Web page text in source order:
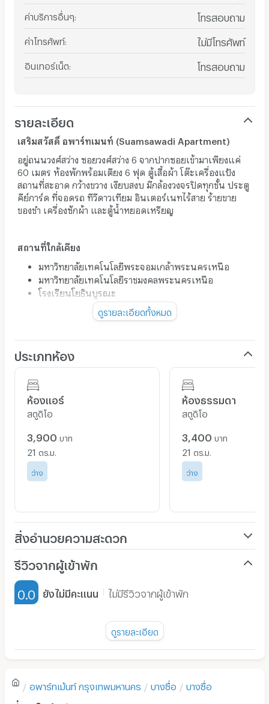
ค่าบริการอื่นๆ โทรสอบถาม
ค่าโทรศัพท์: ไม่มีโทรศัพท์
อินเทอร์เน็ต โทรสอบถาม
รายละเอียด
เสริมสวัสดิ์ อพาร์ทเมนท์ (Suamsawadi Apartment)
อยู่ถนนวงศ์สว่าง ซอยวงศ์สว่าง 6 จากปากซอยเข้ามาเพียงแค่
60 เมตร ห้องพักพร้อมเตียง 6 ฟุด ตู้เสื้อผ้า โต๊ะเครื่องแป้ง
สถานที่สะอาด กว้างขวาง เงียบสงบ มีกล้องวงจรปิดทุกชั้น ประตู
คีย์การ์ด ที่จอดรถ ทีวีดาวเทียม อินเตอร์เนทไร้สาย ร้ายขาย
ของชำ เครื่องซักผ้า และตู้น้ำหยอดเหรียญ
สถานที่ใกล้เคียง
มหาวิทยาลัยเทคโนโลยีพระจอมเกล้าพระนครเหนือ
มหาวิทยาลัยเทคโนโลยีราชมงคลพระนครเหนือ
โรงเรียนโยธินบูรณะ
การไฟฟ้าฝ่ายผลิต บางกรวย
สถานีรถไฟฟ้า สายสีม่วง (สถานีวงศ์สว่าง)
รถประจำทางสายที่ผ่าน
18 ปอ18 49 ปอ49 50 ปอ50 97 ปอ97 543 179
ดูรายละเอียดทั้งหมด
ประเภทห้อง
ห้องแอร์
สตูดิโอ
3,900 บาท
21 ตร.ม.
ว่าง
ห้องธรรมดา
สตูดิโอ
3,400 บาท
21 ตร.ม.
ว่าง
สิ่งอำนวยความสะดวก
เฟอร์นิเจอร์-ตู้, เตียง
เครื่องทำน้ำอุ่น
โซฟา
รีวิวจากผู้เข้าพัก
0.0 ยังไม่มีคะแนน ไม่มีรีวิวจากผู้เข้าพัก
ยังไม่มีรีวิวของอพาร์ทเม้นท์นี้
เขียนรีวิวแรกของอพาร์ทเม้นท์นี้
ดูรายละเอียด
อพาร์ทเม้นท์ กรุงเทพมหานคร บางซื่อ บางซื่อ